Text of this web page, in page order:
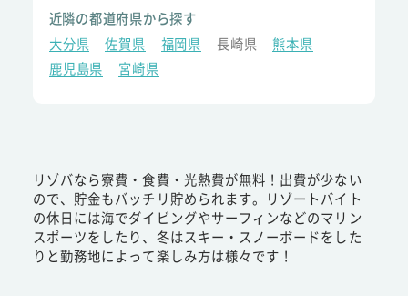
近隣の都道府県から探す
大分県
佐賀県 福岡県 長崎県
熊本県
鹿児島県
宮崎県
リゾバなら寮費・食費・光熱費が無料！出費が少ない
ので、貯金もバッチリ貯められます。リゾートバイト
の休日には海でダイビングやサーフィンなどのマリン
スポーツをしたり、冬はスキー・スノーボードをした
りと勤務地によって楽しみ方は様々です！